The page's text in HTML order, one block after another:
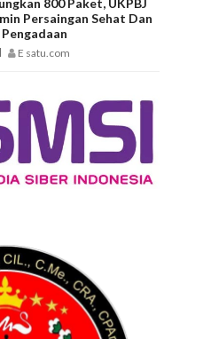
800 Paket, UKPBJ
Persaingan Sehat Dan
E satu.com